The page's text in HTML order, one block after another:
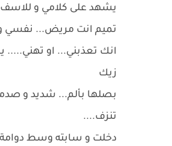
يشهد على كلامي و
تميم انت مريض... نفسي
انك تعذبني... او تهني.....
زيك
بصلها بألم... شديد و
تنزف....
دخلت و سابته وسط دوامة